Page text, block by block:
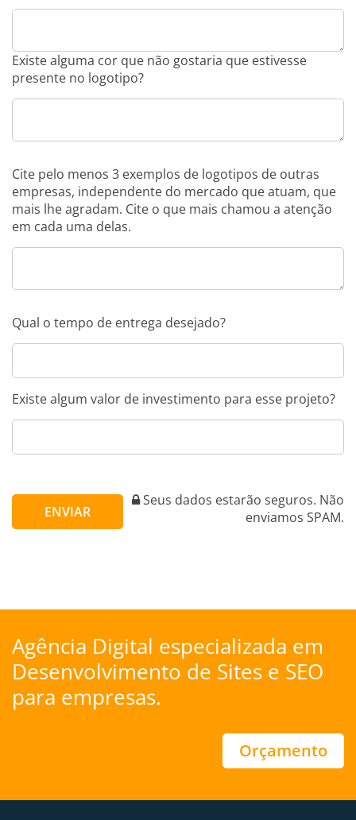
Existe alguma cor que não gostaria que estivesse
presente no logotipo?
Cite pelo menos 3 exemplos de logotipos de outras
empresas, independente do mercado que atuam, que
mais lhe agradam. Cite o que mais chamou a atenção
em cada uma delas.
Qual o tempo de entrega desejado?
Existe algum valor de investimento para esse projeto?
ENVIAR
Seus dados estarão seguros. Não
enviamos SPAM.
Agência Digital especializada em
Desenvolvimento de Sites e SEO
para empresas.
Orçamento